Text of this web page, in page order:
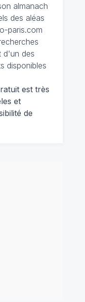
almanach
des aléas
paris.com
d'un des
disponibles
est très
et
de